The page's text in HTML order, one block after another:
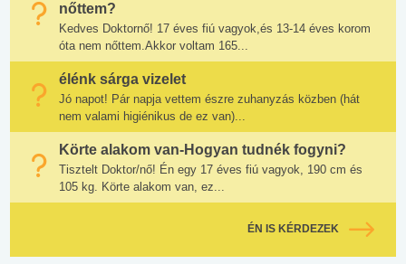
nőttem?
Kedves Doktornő! 17 éves fiú vagyok,és 13-14 éves korom
óta nem nőttem.Akkor voltam 165...
élénk sárga vizelet
Jó napot! Pár napja vettem észre zuhanyzás közben (hát
nem valami higiénikus de ez van)...
Körte alakom van-Hogyan tudnék fogyni?
Tisztelt Doktor/nő! Én egy 17 éves fiú vagyok, 190 cm és
105 kg. Körte alakom van, ez...
ÉN IS KÉRDEZEK